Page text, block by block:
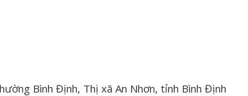
Bình Định, Thị xã An Nhơn, tỉnh Bình Định